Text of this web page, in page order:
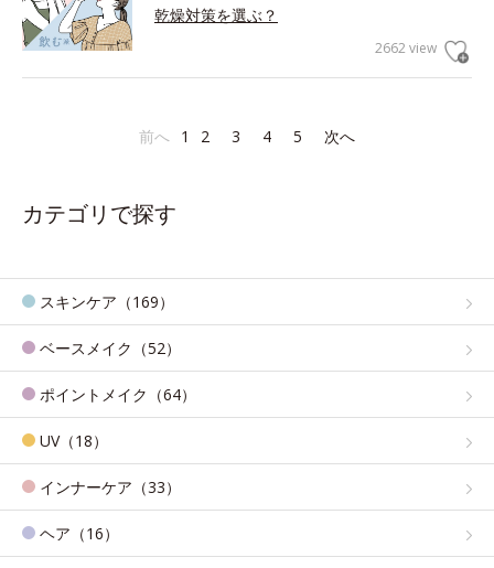
乾燥対策を選ぶ？
2662 view
前へ 1 2 3 4 5 次へ
カテゴリで探す
スキンケア（169）
ベースメイク（52）
ポイントメイク（64）
UV（18）
インナーケア（33）
ヘア（16）